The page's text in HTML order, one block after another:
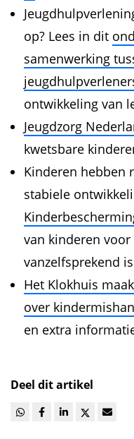
op? Lees in dit
samenwerking
ontwikkeling van
Jeugdzorg
kwetsbare
Kinderen hebben
stabiele
van kinderen
vanzelfsprekend
Het Klokhuis
over
en extra
Deel dit artikel